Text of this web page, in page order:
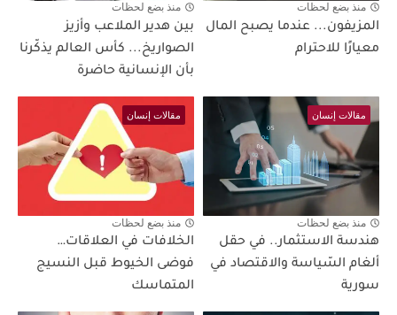
منذ بضع لحظات
المزيفون... عندما يصبح المال
معيارًا للاحترام
منذ بضع لحظات
بين هدير الملاعب وأزيز
الصواريخ... كأس العالم يذكّرنا
بأن الإنسانية حاضرة
مقالات إنسان
منذ بضع لحظات
هندسة الاستثمار.. في حقل
ألغام السّياسة والاقتصاد في
سورية
مقالات إنسان
منذ بضع لحظات
الخلافات في العلاقات…
فوضى الخيوط قبل النسيج
المتماسك